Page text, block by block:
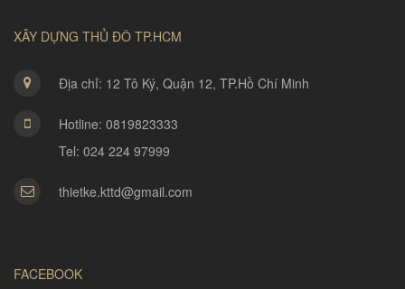
XÂY DỰNG THỦ ĐÔ TP.HCM
Địa chỉ: 12 Tô Ký, Quận 12, TP.Hồ Chí Minh
Hotline: 0819823333
Tel: 024 224 97999
thietke.kttd@gmail.com
FACEBOOK